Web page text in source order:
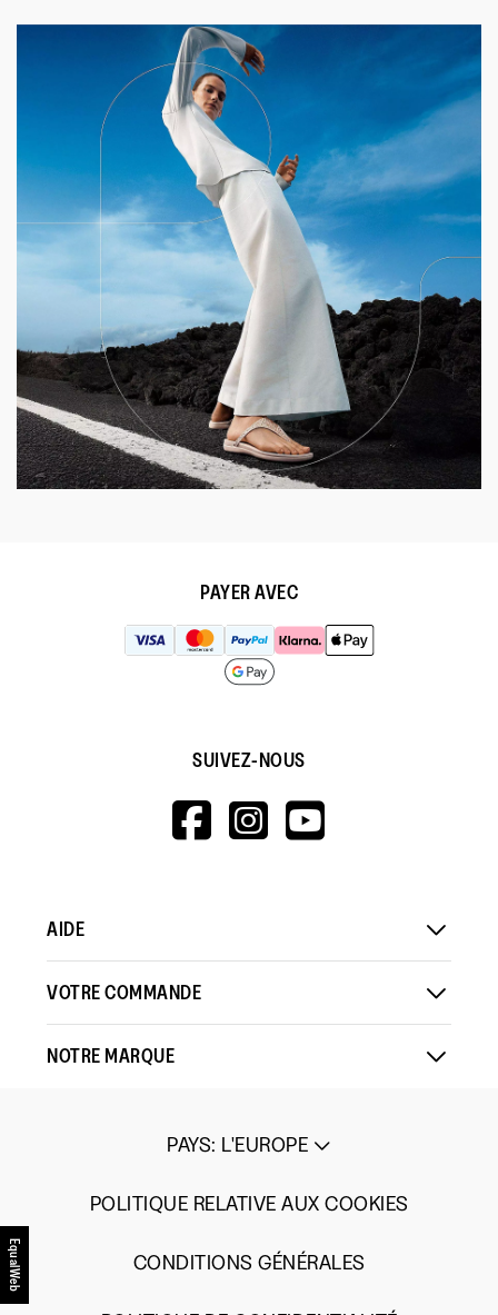
PAYER AVEC
SUIVEZ-NOUS
HTTPS://
HTTPS://
AIDE
VOTRE COMMANDE
NOTRE MARQUE
PAYS: L'EUROPE
POLITIQUE RELATIVE AUX COOKIES
CONDITIONS GÉNÉRALES
EqualWeb